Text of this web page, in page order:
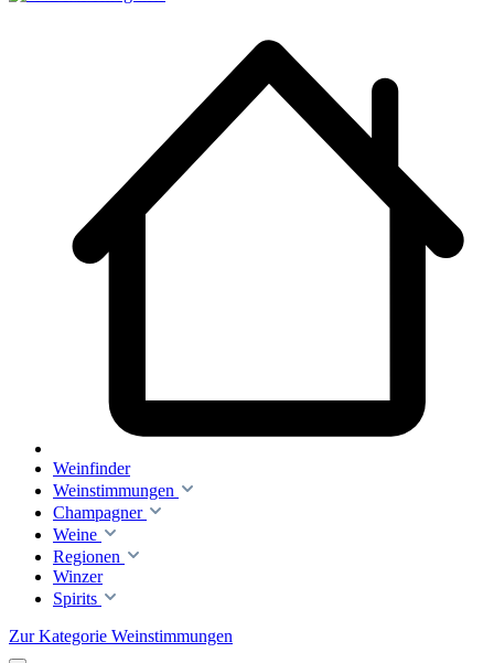
Weinfinder
Weinstimmungen
Champagner
Weine
Regionen
Winzer
Spirits
Zur Kategorie Weinstimmungen